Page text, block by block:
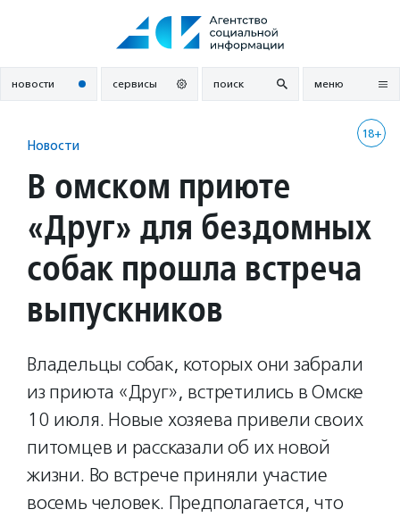
новости сервисы поиск меню
18+
Новости
В омском приюте
«Друг» для бездомных
собак прошла встреча
выпускников
Владельцы собак, которых они забрали
из приюта «Друг», встретились в Омске
10 июля. Новые хозяева привели своих
питомцев и рассказали об их новой
жизни. Во встрече приняли участие
восемь человек. Предполагается, что